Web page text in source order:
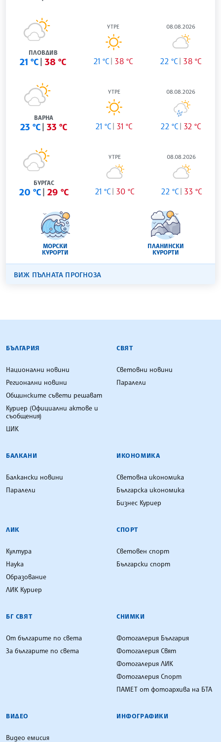
ПЛОВДИВ
21 °C 38 °C
УТРЕ
21 °C 38 °C
08.08.2026
22 °C 38 °C
ВАРНА
23 °C 33 °C
УТРЕ
21 °C 31 °C
08.08.2026
22 °C 32 °C
БУРГАС
20 °C 29 °C
УТРЕ
21 °C 30 °C
08.08.2026
22 °C 33 °C
МОРСКИ
КУРОРТИ
ПЛАНИНСКИ
КУРОРТИ
ВИЖ ПЪЛНАТА ПРОГНОЗА
БЪЛГАРСКА ТЕЛЕГРАФНА АГЕНЦИЯ
БЪЛГАРИЯ
Национални новини
Регионални новини
Общинските съвети решават
Куриер (Официални актове и
съобщения)
ЦИК
СВЯТ
Световни новини
Паралели
БАЛКАНИ
Балкански новини
Паралели
ИКОНОМИКА
Световна икономика
Българска икономика
Бизнес Куриер
ЛИК
Култура
Наука
Образование
ЛИК Куриер
СПОРТ
Световен спорт
Български спорт
БГ СВЯТ
От българите по света
За българите по света
СНИМКИ
Фотогалерия България
Фотогалерия Свят
Фотогалерия ЛИК
Фотогалерия Спорт
ПАМЕТ от фотоархива на БТА
ВИДЕО
Видео емисия
ИНФОГРАФИКИ